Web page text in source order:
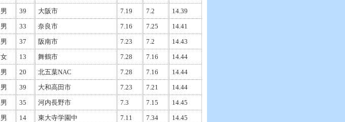
男 39 大阪市 7.19 7.2
14.39
男 33 奈良市 7.16 7.25
14.41
男 37 阪南市 7.23 7.2
14.43
女 13 舞鶴市 7.28 7.16
14.44
男 20 北五葉NAC 7.28 7.16
14.44
男 39 大和高田市 7.23 7.21
14.44
男 35 河内長野市 7.3 7.15
14.45
男 14 東大寺学園中 7.11 7.34
14.45